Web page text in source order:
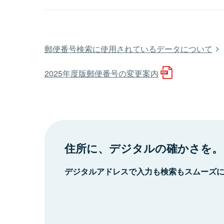
郵便番号検索に使用されているデータについて
2025年度版郵便番号の変更案内
住所に、デジタルの確かさを。
デジタルアドレスで入力も検索もスムーズ